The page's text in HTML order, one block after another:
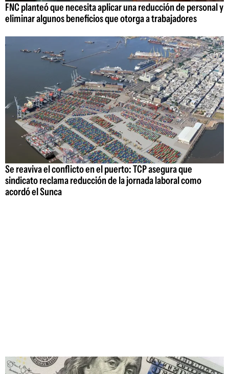
FNC planteó que necesita aplicar una reducción de personal y
eliminar algunos beneficios que otorga a trabajadores
Se reaviva el conflicto en el puerto: TCP asegura que
sindicato reclama reducción de la jornada laboral como
acordó el Sunca